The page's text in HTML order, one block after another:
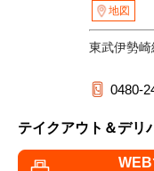
地図
東武伊勢
0480-
テイクアウト＆デリ